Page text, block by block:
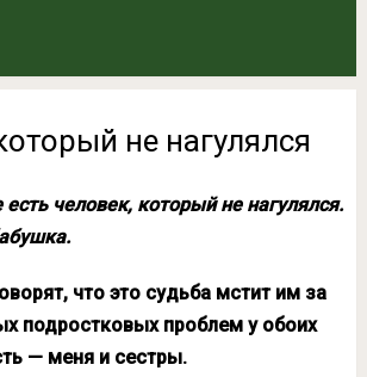
не нагулялся
человек, который не нагулялся.
что это судьба мстит им за
подростковых проблем у обоих
— меня и сестры.